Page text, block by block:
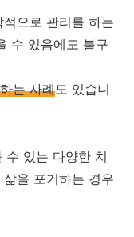
으로 관리를 하는
수 있음에도 불구
는 사례도 있습니
수 있는 다양한 치
을 포기하는 경우